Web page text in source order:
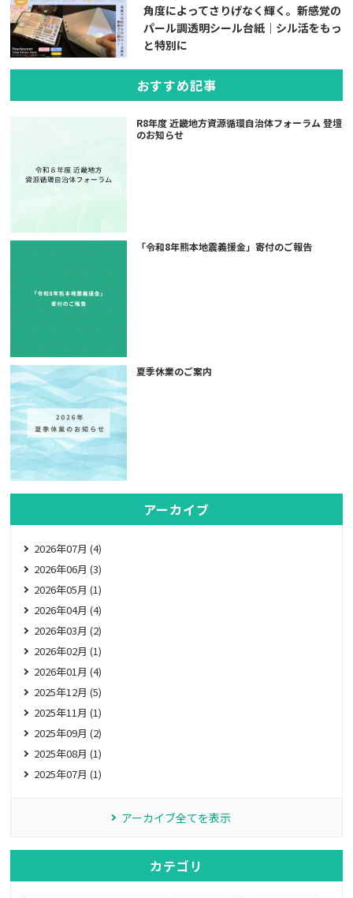
角度によってさりげなく輝く。新感覚の
パール調透明シール台紙｜シル活をもっ
と特別に
おすすめ記事
R8年度 近畿地方資源循環自治体フォーラム 登壇
のお知らせ
「令和8年熊本地震義援金」寄付のご報告
夏季休業のご案内
アーカイブ
2026年07月 (4)
2026年06月 (3)
2026年05月 (1)
2026年04月 (4)
2026年03月 (2)
2026年02月 (1)
2026年01月 (4)
2025年12月 (5)
2025年11月 (1)
2025年09月 (2)
2025年08月 (1)
2025年07月 (1)
アーカイブ全てを表示
カテゴリ